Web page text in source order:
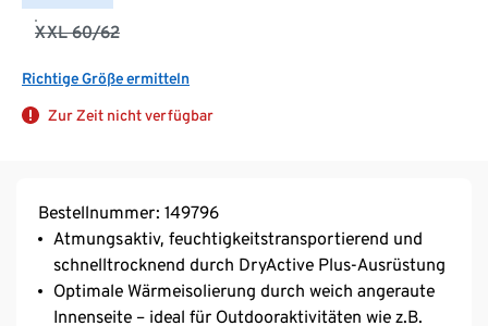
XXL 60/62
Richtige Größe ermitteln
Zur Zeit nicht verfügbar
Bestellnummer: 149796
Atmungsaktiv, feuchtigkeitstransportierend und
schnelltrocknend durch DryActive Plus-Ausrüstung
Optimale Wärmeisolierung durch weich angeraute
Innenseite – ideal für Outdooraktivitäten wie z.B.